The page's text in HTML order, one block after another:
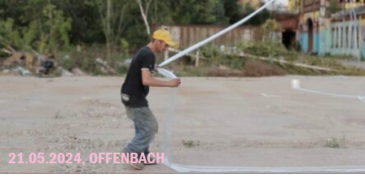
21.05.2024, OFFENBACH